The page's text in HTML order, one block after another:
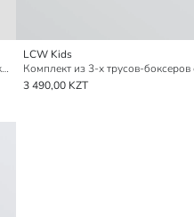
Трусы боксеры для мальчиков, комплект из 3 штук
LCW Kids
3 490,00 KZT